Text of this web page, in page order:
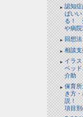
認知
ばい
る！
や病
回想
相談
イラ
ベッ
介助
保育
き方
説！
項目